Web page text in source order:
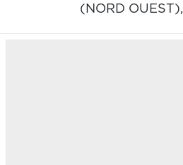
(NORD OUEST),